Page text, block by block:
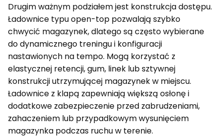
Drugim ważnym podziałem jest konstrukcja dostępu.
Ładownice typu open-top pozwalają szybko
chwycić magazynek, dlatego są często wybierane
do dynamicznego treningu i konfiguracji
nastawionych na tempo. Mogą korzystać z
elastycznej retencji, gum, linek lub sztywnej
konstrukcji utrzymującej magazynek w miejscu.
Ładownice z klapą zapewniają większą osłonę i
dodatkowe zabezpieczenie przed zabrudzeniami,
zahaczeniem lub przypadkowym wysunięciem
magazynka podczas ruchu w terenie.